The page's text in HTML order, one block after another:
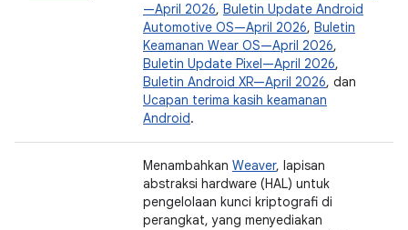
—April 2026, Buletin Update Android
Automotive OS—April 2026, Buletin
Keamanan Wear OS—April 2026,
Buletin Update Pixel—April 2026,
Buletin Android XR—April 2026, dan
Ucapan terima kasih keamanan
Android.
Menambahkan Weaver, lapisan
abstraksi hardware (HAL) untuk
pengelolaan kunci kriptografi di
perangkat, yang menyediakan